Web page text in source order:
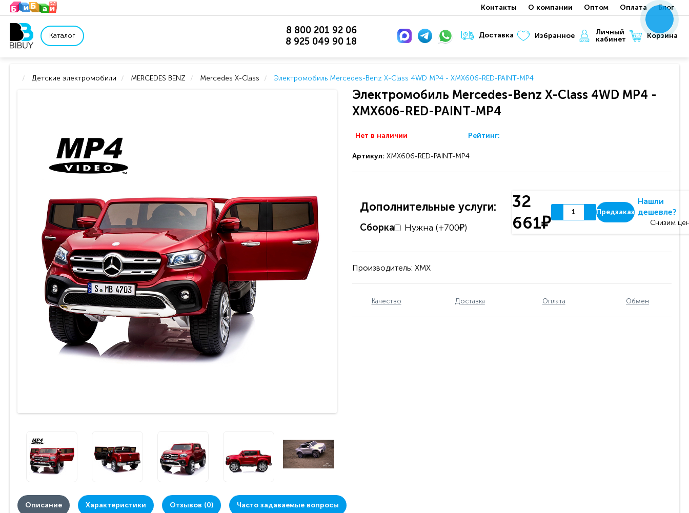
Контакты О компании Оптом Оплата Блог
Каталог
8 800 201 92 06
8 925 049 90 18
Доставка Избранное
Личный
кабинет
Корзина
Детские электромобили MERCEDES BENZ Mercedes X-Class Электромобиль Mercedes-Benz X-Class 4WD MP4 - XMX606-RED-PAINT-MP4
Электромобиль Mercedes-Benz X-Class 4WD MP4 -
XMX606-RED-PAINT-MP4
Нет в наличии Рейтинг:
Артикул: XMX606-RED-PAINT-MP4
Дополнительные услуги:
Сборка Нужна (+700₽)
32
661₽
Предзаказ
Нашли
дешевле?
Снизим
Производитель: XMX
Качество Доставка Оплата Обмен
Описание Характеристики Отзывов (0) Часто задаваемые вопросы
xxx